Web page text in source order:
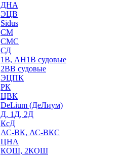
ДНА
ЭЦВ
Sidus
СМ
СМС
СД
1В, АН1В судовые
2ВВ судовые
ЭЦПК
РК
ЦВК
DeLium (ДеЛиум)
Д, 1Д, 2Д
КсД
АС-ВК, АС-ВКС
ЦНА
КОШ, 2КОШ